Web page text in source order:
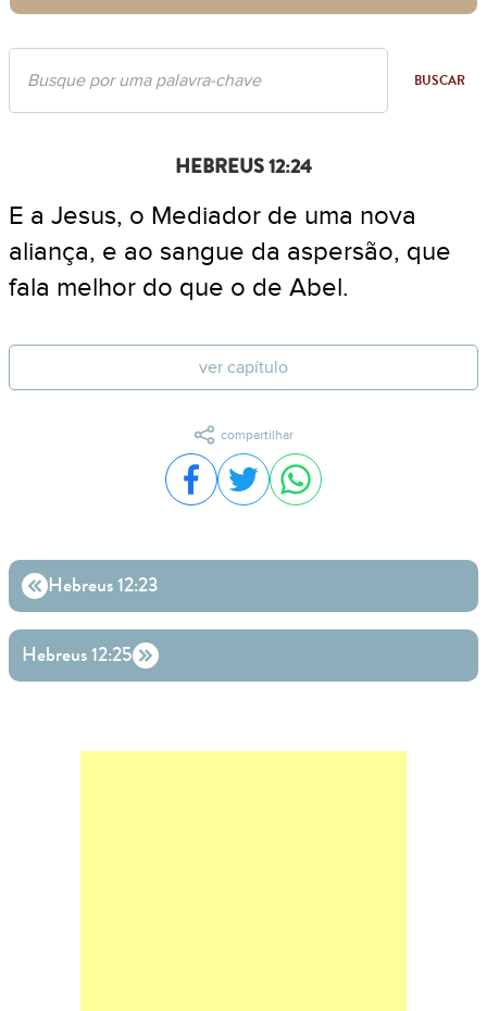
BUSCAR
HEBREUS 12:24
E a Jesus, o Mediador de uma nova
aliança, e ao sangue da aspersão, que
fala melhor do que o de Abel.
ver capítulo
compartilhar
Compartilhar no Facebook
Compartilhar no Twitter
Compartilhar no
Hebreus 12:23
Hebreus 12:25